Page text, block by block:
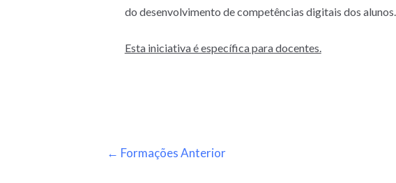
do desenvolvimento de competências digitais dos alunos.
Esta iniciativa é específica para docentes.
← Formações Anterior